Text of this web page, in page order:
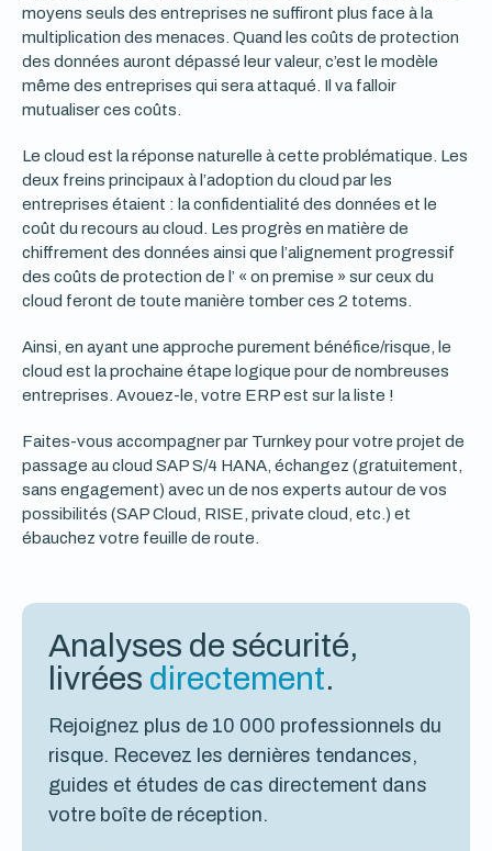
moyens seuls des entreprises ne suffiront plus face à la
multiplication des menaces. Quand les coûts de protection
des données auront dépassé leur valeur, c’est le modèle
même des entreprises qui sera attaqué. Il va falloir
mutualiser ces coûts.
Le cloud est la réponse naturelle à cette problématique. Les
deux freins principaux à l’adoption du cloud par les
entreprises étaient : la confidentialité des données et le
coût du recours au cloud. Les progrès en matière de
chiffrement des données ainsi que l’alignement progressif
des coûts de protection de l’ « on premise » sur ceux du
cloud feront de toute manière tomber ces 2 totems.
Ainsi, en ayant une approche purement bénéfice/risque, le
cloud est la prochaine étape logique pour de nombreuses
entreprises. Avouez-le, votre ERP est sur la liste !
Faites-vous accompagner par Turnkey pour votre projet de
passage au cloud SAP S/4 HANA, échangez (gratuitement,
sans engagement) avec un de nos experts autour de vos
possibilités (SAP Cloud, RISE, private cloud, etc.) et
ébauchez votre feuille de route.
Analyses de sécurité,
livrées directement.
Rejoignez plus de 10 000 professionnels du
risque. Recevez les dernières tendances,
guides et études de cas directement dans
votre boîte de réception.